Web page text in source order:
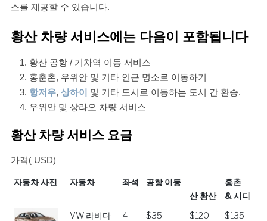
스를 제공할 수 있습니다.
황산 차량 서비스에는 다음이 포함됩니다
황산 공항 / 기차역 이동 서비스
홍춘촌, 우위안 및 기타 인근 명소로 이동하기
항저우, 상하이
및 기타 도시로 이동하는 도시 간 환승.
우위안 및 상라오 차량 서비스
황산 차량 서비스 요금
가격( USD)
자동차 사진 자동차 좌석
공항 이동
산 황산
홍촌
& 시디
자동차 사진
자동차 좌석
공항 이동
홍촌
VW 라비다 4 $35 $120 $135